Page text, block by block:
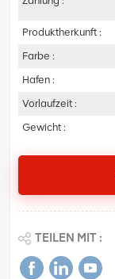
Produktherkunft :
Farbe :
Hafen :
Vorlaufzeit :
Gewicht :
TEILEN MIT :